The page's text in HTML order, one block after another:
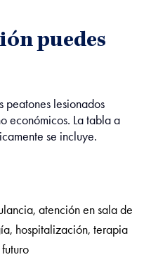
puedes
peatones lesionados
económicos. La tabla a
se incluye.
atención en sala de
hospitalización, terapia